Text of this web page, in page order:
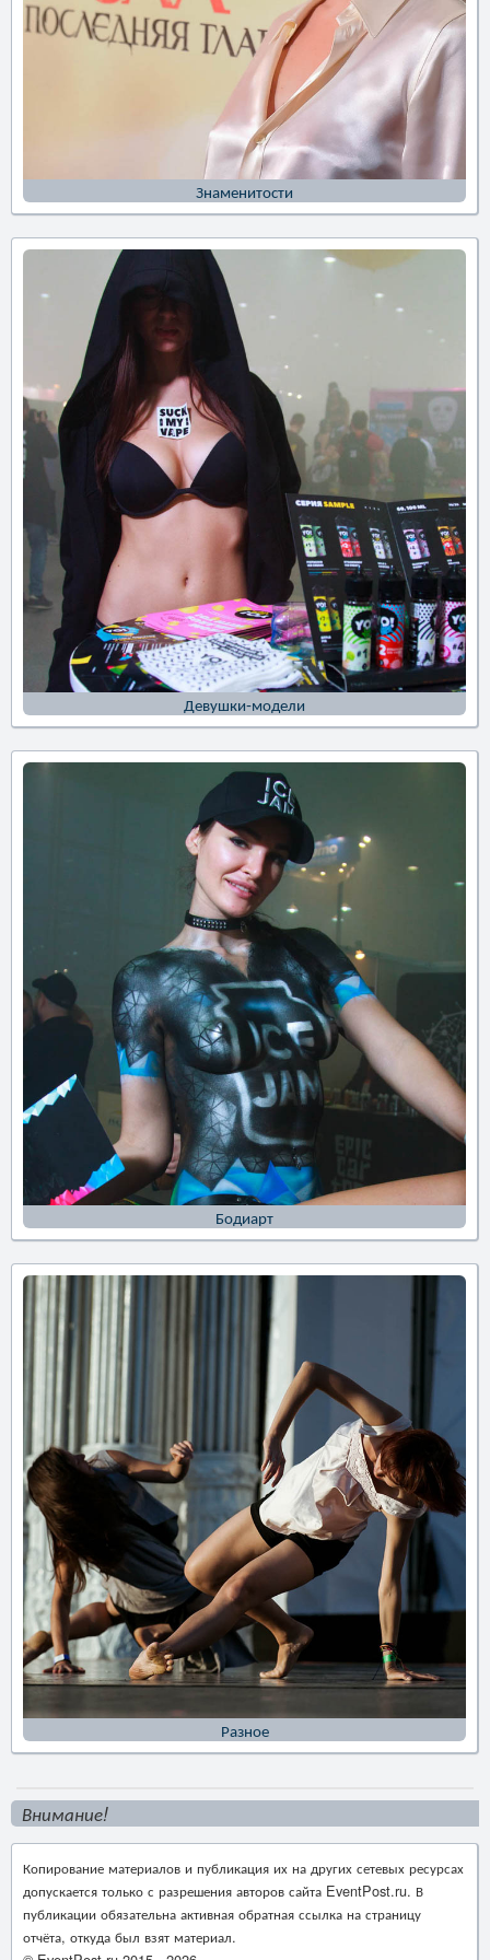
Знаменитости
Девушки-модели
Бодиарт
Разное
Внимание!
Копирование материалов и публикация их на других сетевых ресурсах
допускается только с разрешения авторов сайта EventPost.ru. В
публикации обязательна активная обратная ссылка на страницу
отчёта, откуда был взят материал.